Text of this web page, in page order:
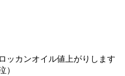
ッカンオイル値上がりします
）